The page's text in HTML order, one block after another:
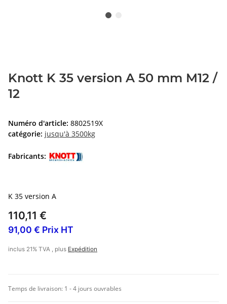
Knott K 35 version A 50 mm M12 /
12
Numéro d'article: 8802519X
catégorie: jusqu'à 3500kg
Fabricants:
K 35 version A
110,11 €
91,00 € Prix HT
inclus 21% TVA , plus Expédition
Temps de livraison: 1 - 4 jours ouvrables